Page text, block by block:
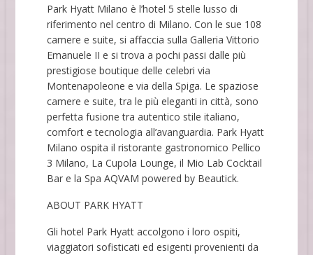
Park Hyatt Milano è l’hotel 5 stelle lusso di
riferimento nel centro di Milano. Con le sue 108
camere e suite, si affaccia sulla Galleria Vittorio
Emanuele II e si trova a pochi passi dalle più
prestigiose boutique delle celebri via
Montenapoleone e via della Spiga. Le spaziose
camere e suite, tra le più eleganti in città, sono
perfetta fusione tra autentico stile italiano,
comfort e tecnologia all’avanguardia. Park Hyatt
Milano ospita il ristorante gastronomico Pellico
3 Milano, La Cupola Lounge, il Mio Lab Cocktail
Bar e la Spa AQVAM powered by Beautick.
ABOUT PARK HYATT
Gli hotel Park Hyatt accolgono i loro ospiti,
viaggiatori sofisticati ed esigenti provenienti da